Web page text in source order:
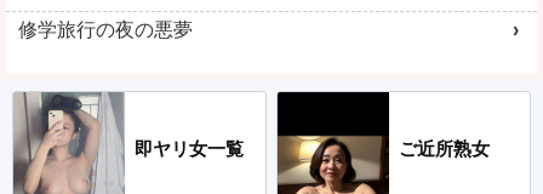
修学旅行の夜の悪夢
即ヤリ女一覧 ご近所熟女